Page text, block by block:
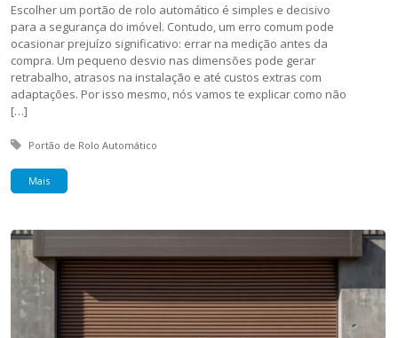
Escolher um portão de rolo automático é simples e decisivo
para a segurança do imóvel. Contudo, um erro comum pode
ocasionar prejuízo significativo: errar na medição antes da
compra. Um pequeno desvio nas dimensões pode gerar
retrabalho, atrasos na instalação e até custos extras com
adaptações. Por isso mesmo, nós vamos te explicar como não
[…]
Tagged with:
Portão de Rolo Automático
Mais